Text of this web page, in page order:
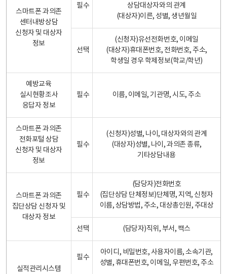
스마트폰 과의존
센터내방상담
신청자 및 대상자
정보
필수
상담대상자와의 관계
(대상자)이른, 성별, 생년월일
선택
(신청자)유선전화번호, 이메일
(대상자)휴대폰번호, 전화번호, 주소,
학생일 경우 학제정보(학교/학년)
예방교육
실시현황조사
응답자 정보
필수 이름, 이메일, 기관명, 시도, 주소
스마트폰 과의존
전화포털 상담
신청자 및 대상자
정보
필수
(신청자)성별, 나이, 대상자와의 관계
(대상자)성별, 나이, 과의존 종류,
기타상담내용
스마트폰 과의존
집단상담 신청자 및
대상자 정보
필수
(담당자)전화번호
(집단상담 단체정보)단체명, 지역, 신청자
이름, 상담방법, 주소, 대상총인원, 주대상
선택 (담당자)직위, 부서, 팩스
실적관리시스템
필수
아이디, 비밀번호, 사용자이름, 소속기관,
성별, 휴대폰번호, 이메일, 우편번호, 주소